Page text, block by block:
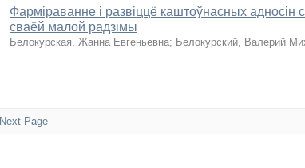
Фарміраванне і развіццё каштоўнасных адносін
сваёй малой радзімы
Белокурская, Жанна Евгеньевна; Белокурский, Валерий
Next Page